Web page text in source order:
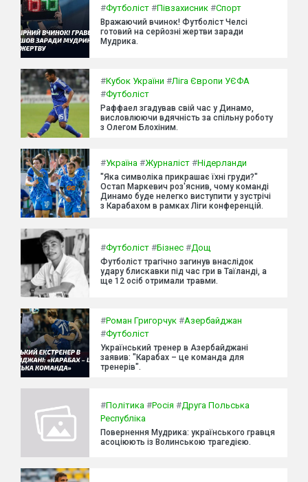
#Футболіст #Півзахисник #Спорт
Вражаючий вчинок! Футболіст Челсі
готовий на серйозні жертви заради
Мудрика.
#Кубок України #Ліга Європи УЄФА
#Футболіст
Раффаел згадував свій час у Динамо,
висловлюючи вдячність за спільну роботу
з Олегом Блохіним.
#Україна #Журналіст #Нідерланди
"Яка символіка прикрашає їхні груди?"
Остап Маркевич роз'яснив, чому команді
Динамо буде нелегко виступити у зустрічі
з Карабахом в рамках Ліги конференцій.
#Футболіст #Бізнес #Дощ
Футболіст трагічно загинув внаслідок
удару блискавки під час гри в Таїланді, а
ще 12 осіб отримали травми.
#Роман Григорчук #Азербайджан
#Футболіст
Український тренер в Азербайджані
заявив: "Карабах – це команда для
тренерів".
#Політика #Росія #Друга Польська
Республіка
Повернення Мудрика: українського гравця
асоціюють із Волинською трагедією.